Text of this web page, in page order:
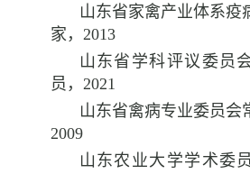
山东省家禽产业体系疫
家， 2013
山东省学科评议委员
员， 2021
山东省禽病专业委员会
2009
山东农业大学学术委